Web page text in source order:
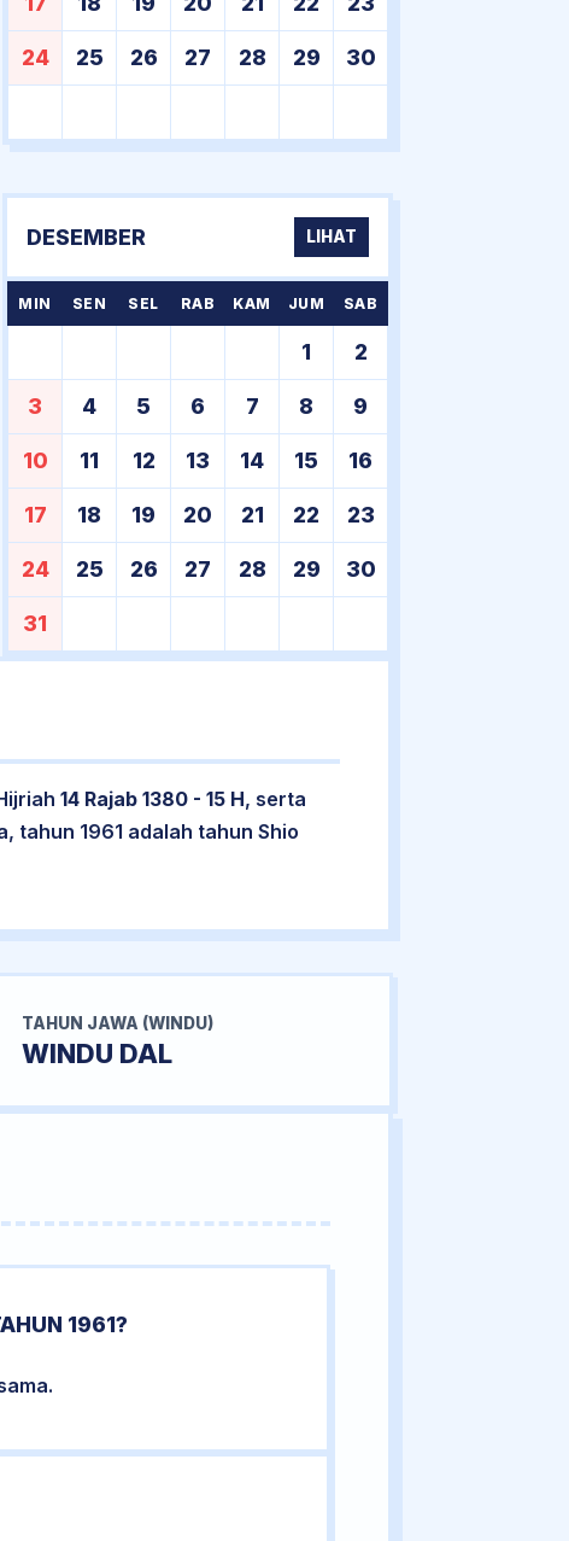
24 25 26 27 28 29 30
DESEMBER LIHAT
MIN SEN SEL RAB KAM JUM SAB
1 2
3 4 5 6 7 8 9
10 11 12 13 14 15 16
17 18 19 20 21 22 23
24 25 26 27 28 29 30
31
14 Rajab 1380 - 15 H, serta
tahun 1961 adalah tahun Shio
TAHUN JAWA (WINDU)
WINDU DAL
1961?